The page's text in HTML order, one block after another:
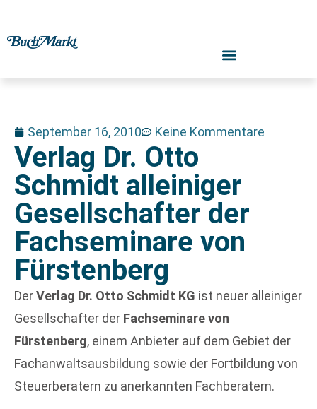
September 16, 2010 Keine Kommentare
Verlag Dr. Otto
Schmidt alleiniger
Gesellschafter der
Fachseminare von
Fürstenberg
DerVerlag Dr. Otto Schmidt KG ist neuer alleiniger
Gesellschafter der Fachseminare von
Fürstenberg, einem Anbieter auf dem Gebiet der
Fachanwaltsausbildung sowie der Fortbildung von
Steuerberatern zu anerkannten Fachberatern.